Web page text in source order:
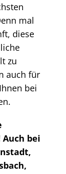
mal
diese
zu
auch für
bei
bei